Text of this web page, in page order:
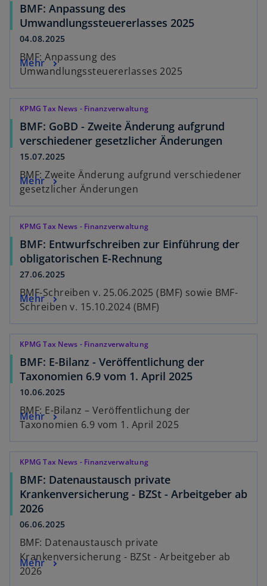
BMF: Anpassung des
Umwandlungssteuererlasses 2025
04.08.2025
BMF: Anpassung des
Umwandlungssteuererlasses 2025
Mehr
KPMG Tax News - Finanzverwaltung
BMF: GoBD - Zweite Änderung aufgrund
verschiedener gesetzlicher Änderungen
15.07.2025
BMF: Zweite Änderung aufgrund verschiedener
gesetzlicher Änderungen
Mehr
KPMG Tax News - Finanzverwaltung
BMF: Entwurfschreiben zur Einführung der
obligatorischen E-Rechnung
27.06.2025
BMF-Schreiben v. 25.06.2025 (BMF) sowie BMF-
Schreiben v. 15.10.2024 (BMF)
Mehr
KPMG Tax News - Finanzverwaltung
BMF: E-Bilanz - Veröffentlichung der
Taxonomien 6.9 vom 1. April 2025
10.06.2025
BMF: E-Bilanz – Veröffentlichung der
Taxonomien 6.9 vom 1. April 2025
Mehr
KPMG Tax News - Finanzverwaltung
BMF: Datenaustausch private
Krankenversicherung - BZSt - Arbeitgeber ab
2026
06.06.2025
BMF: Datenaustausch private
Krankenversicherung - BZSt - Arbeitgeber ab
2026
Mehr